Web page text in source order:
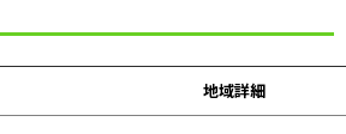
地域詳細